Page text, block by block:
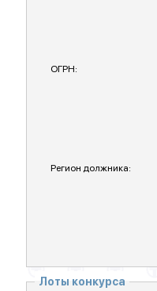
ОГРН:
Регион должника:
Лоты конкурса